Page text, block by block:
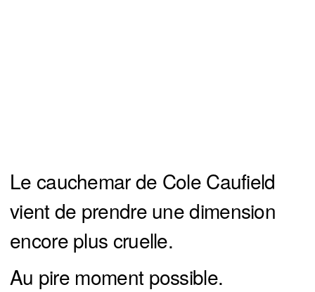
Le cauchemar de Cole Caufield
vient de prendre une dimension
encore plus cruelle.
Au pire moment possible.